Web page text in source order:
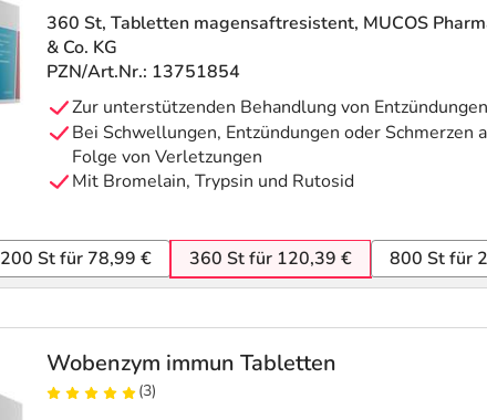
360 St, Tabletten magensaftresistent, MUCOS
& Co. KG
PZN/Art.Nr.: 13751854
Zur unterstützenden Behandlung von Entzündungen
Bei Schwellungen, Entzündungen oder Schmerzen
Folge von Verletzungen
Mit Bromelain, Trypsin und Rutosid
200 St für 78,99 € 360 St für 120,39 € 800 St für
Wobenzym immun Tabletten
(3)